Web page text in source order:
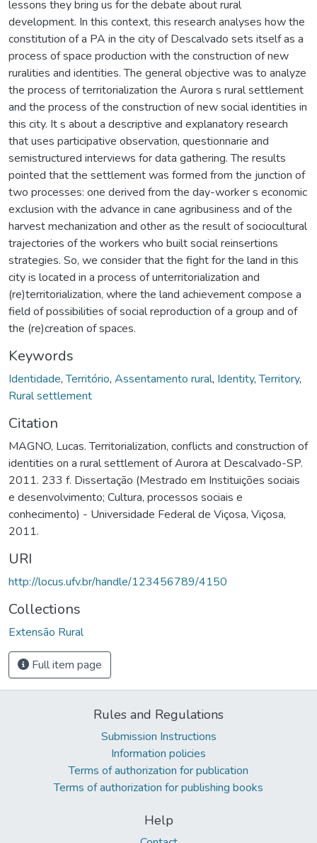
lessons they bring us for the debate about rural
development. In this context, this research analyses how the
constitution of a PA in the city of Descalvado sets itself as a
process of space production with the construction of new
ruralities and identities. The general objective was to analyze
the process of territorialization the Aurora s rural settlement
and the process of the construction of new social identities in
this city. It s about a descriptive and explanatory research
that uses participative observation, questionnarie and
semistructured interviews for data gathering. The results
pointed that the settlement was formed from the junction of
two processes: one derived from the day-worker s economic
exclusion with the advance in cane agribusiness and of the
harvest mechanization and other as the result of sociocultural
trajectories of the workers who built social reinsertions
strategies. So, we consider that the fight for the land in this
city is located in a process of unterritorialization and
(re)territorialization, where the land achievement compose a
field of possibilities of social reproduction of a group and of
the (re)creation of spaces.
Keywords
Identidade,Território, Assentamento rural, Identity,Territory,
Rural settlement
Citation
MAGNO, Lucas. Territorialization, conflicts and construction of
identities on a rural settlement of Aurora at Descalvado-SP.
2011. 233 f. Dissertação (Mestrado em Instituições sociais
e desenvolvimento; Cultura, processos sociais e
conhecimento) - Universidade Federal de Viçosa, Viçosa,
2011.
URI
http://locus.ufv.br/handle/123456789/4150
Collections
Extensão Rural
Full item page
Rules and Regulations
Submission Instructions
Information policies
Terms of authorization for publication
Terms of authorization for publishing books
Help